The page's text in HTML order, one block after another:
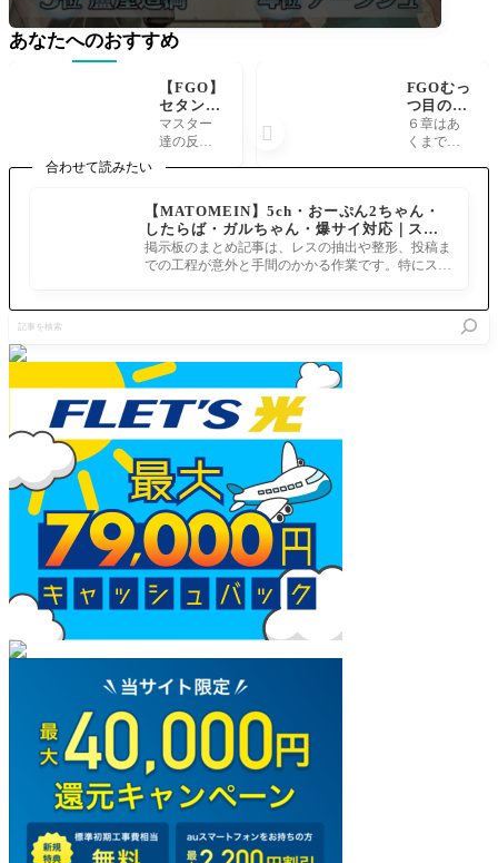
合わせて読みたい
【MATOMEIN】5ch・おーぷん2ちゃん・
したらば・ガルちゃん・爆サイ対応｜スマ
ホでまとめ記事を作れるアプリ FGOのまと
め記事ができるまで
掲示板のまとめ記事は、レスの抽出や整形、投稿ま
での工程が意外と手間のかかる作業です。特にスマ
を
検
あなたへのおすすめ
【FGO】
セタンタ
のスキル
強化！気
リムハー
ロット】
マスター
達の反応 3
セタンタ
のスキル
強化来と
る 325: 202
んごろ
FGOむっ
つ目の鐘
は輝き
を。キャ
バー・ア
ルトリア
の登場は
いつか？
アルトリ
アがいる
６章はあ
くまでキ
